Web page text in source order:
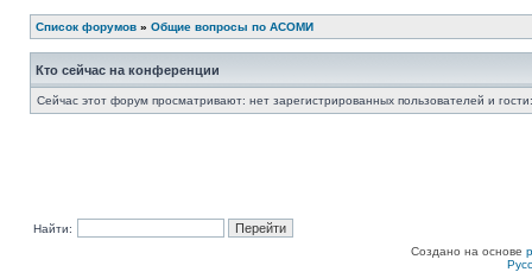
Список форумов » Общие вопросы по АСОМИ
Кто сейчас на конференции
Сейчас этот форум просматривают: нет зарегистрированных пользователей и
Найти:
Создано на основе